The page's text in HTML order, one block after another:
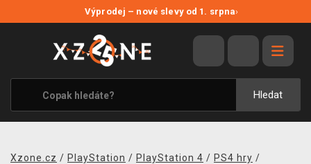
Výprodej – nové slevy od 1. srpna›
Hledat
VÝPRODEJ
VIDEOHRY
XZONE ORIGINALS
TÉMATIKY
Xzone.cz / PlayStation / PlayStation 4 / PS4 hry /